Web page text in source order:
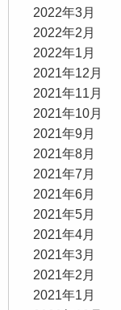
2022年3月
2022年2月
2022年1月
2021年12月
2021年11月
2021年10月
2021年9月
2021年8月
2021年7月
2021年6月
2021年5月
2021年4月
2021年3月
2021年2月
2021年1月